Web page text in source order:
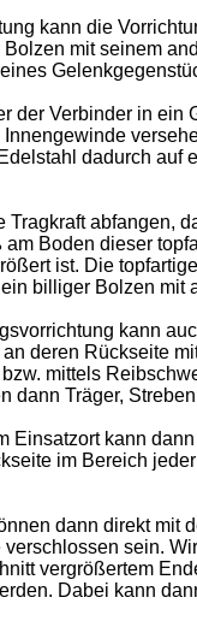
kann die
mit seinem
der Verbinder in
dadurch
Tragkraft abfangen,
Boden dieser
ist. Die
billiger Bolzen mit
kann
deren Rückseite
mittels
dann Träger,
Einsatzort kann
im Bereich
dann direkt
sein.
vergrößertem
Dabei kann